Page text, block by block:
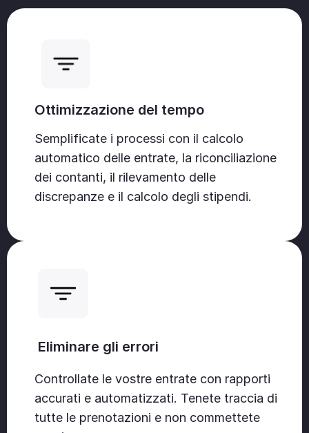
Ottimizzazione del tempo
Semplificate i processi con il calcolo
automatico delle entrate, la riconciliazione
dei contanti, il rilevamento delle
discrepanze e il calcolo degli stipendi.
Eliminare gli errori
Controllate le vostre entrate con rapporti
accurati e automatizzati. Tenete traccia di
tutte le prenotazioni e non commettete